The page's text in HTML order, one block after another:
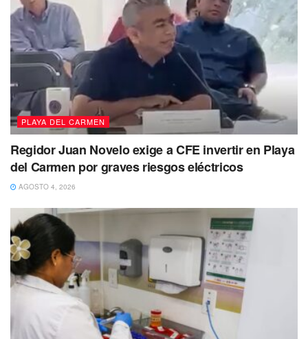
PLAYA DEL CARMEN
Regidor Juan Novelo exige a CFE invertir en Playa
del Carmen por graves riesgos eléctricos
AGOSTO 4, 2026